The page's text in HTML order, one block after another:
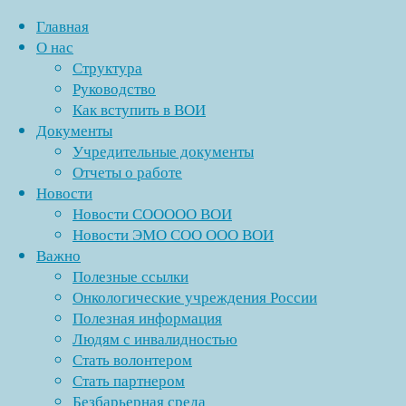
Перейти
содержимому
Главная
О нас
Структура
Руководство
Как вступить в ВОИ
Документы
Учредительные документы
Отчеты о работе
Новости
Новости СООООО ВОИ
Новости ЭМО СОО ООО ВОИ
Важно
Полезные ссылки
Онкологические учреждения России
Полезная информация
Людям с инвалидностью
Стать волонтером
Стать партнером
Безбарьерная среда